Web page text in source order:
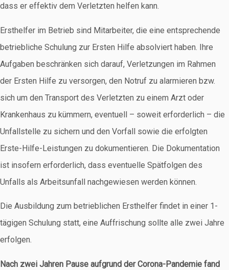
dass er effektiv dem Verletzten helfen kann.
Ersthelfer im Betrieb sind Mitarbeiter, die eine entsprechende
betriebliche Schulung zur Ersten Hilfe absolviert haben. Ihre
Aufgaben beschränken sich darauf, Verletzungen im Rahmen
der Ersten Hilfe zu versorgen, den Notruf zu alarmieren bzw.
sich um den Transport des Verletzten zu einem Arzt oder
Krankenhaus zu kümmern, eventuell – soweit erforderlich – die
Unfallstelle zu sichern und den Vorfall sowie die erfolgten
Erste-Hilfe-Leistungen zu dokumentieren. Die Dokumentation
ist insofern erforderlich, dass eventuelle Spätfolgen des
Unfalls als Arbeitsunfall nachgewiesen werden können.
Die Ausbildung zum betrieblichen Ersthelfer findet in einer 1-
tägigen Schulung statt, eine Auffrischung sollte alle zwei Jahre
erfolgen.
Nach zwei Jahren Pause aufgrund der Corona-Pandemie fand